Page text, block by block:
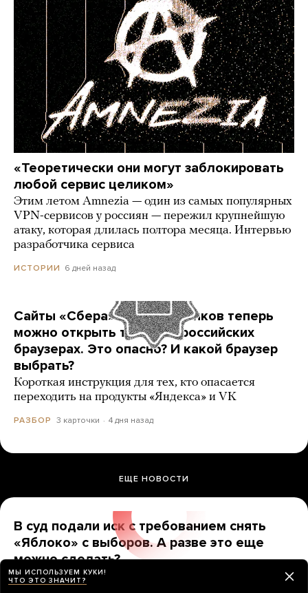
«Теоретически они могут заблокировать
любой сервис целиком»
Этим летом Amnezia — один из самых популярных
VPN-сервисов у россиян — пережил крупнейшую
атаку, которая длилась полтора месяца. Интервью
разработчика сервиса
ИСТОРИИ 6 дней назад
Сайты «Сбера» и других банков теперь
можно открыть только в российских
браузерах. Это опасно? И какой браузер
выбрать?
Короткая инструкция для тех, кто опасается
переходить на продукты «Яндекса» и VK
РАЗБОР 3 карточки 4 дня назад
ЕЩЕ НОВОСТИ
В суд подали иск с требованием снять
«Яблоко» с выборов. А разве это еще
можно сделать?
До какой даты надо продержаться, чтобы партию
МЫ ИСПОЛЬЗУЕМ КУКИ!
ЧТО ЭТО ЗНАЧИТ?